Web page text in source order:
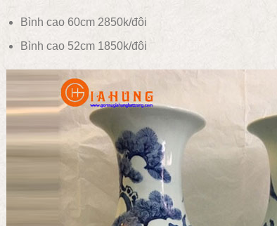
Bình cao 60cm 2850k/đôi
Bình cao 52cm 1850k/đôi